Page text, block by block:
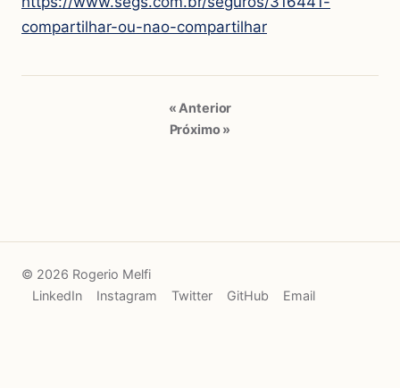
compartilhar-ou-nao-compartilhar
« Anterior
Próximo »
© 2026 Rogerio Melfi
LinkedIn
Instagram Twitter GitHub Email